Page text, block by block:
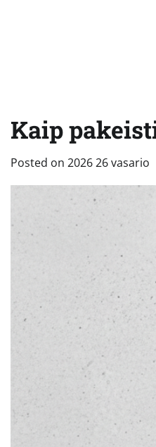
Kaip
Posted on 2026 26 vasario